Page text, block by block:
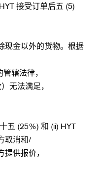
接受订单后五 (5)
现金以外的货物。根据
辖法律，
无法满足，
五 (25%) 和 (ii) HYT
取消和/
供报价，